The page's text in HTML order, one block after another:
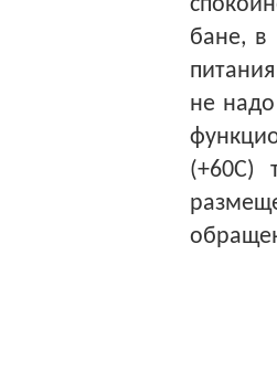
бане, в
не
(+60С)